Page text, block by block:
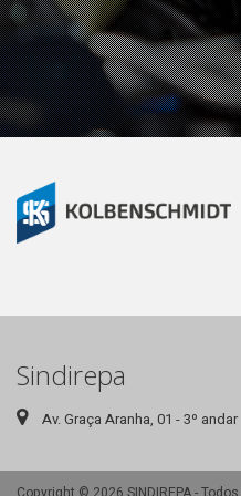
Sindirepa
Av. Graça Aranha, 01 - 3º andar